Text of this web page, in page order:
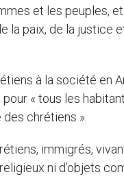
et les peuples,
la paix, de la justice
à la société en
« tous les
chrétiens ».
immigrés,
ni d’objets